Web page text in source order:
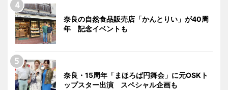
奈良の自然食品販売店「かんとりい」が40周
年 記念イベントも
奈良・15周年「まほろば円舞会」に元OSKト
ップスター出演 スペシャル企画も